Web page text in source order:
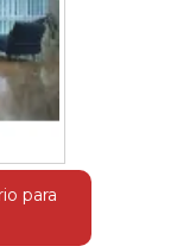
para